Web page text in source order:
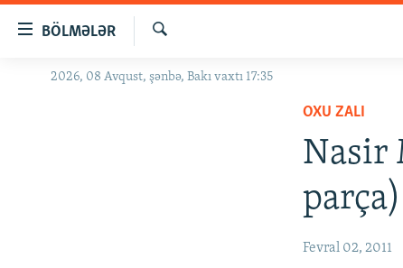
BÖLMƏLƏR
GÜNDƏM
Axtar
2026, 08 Avqust, şənbə, Bakı vaxtı 17:35
OXU ZALI
Nasir
parça)
Fevral 02, 2011